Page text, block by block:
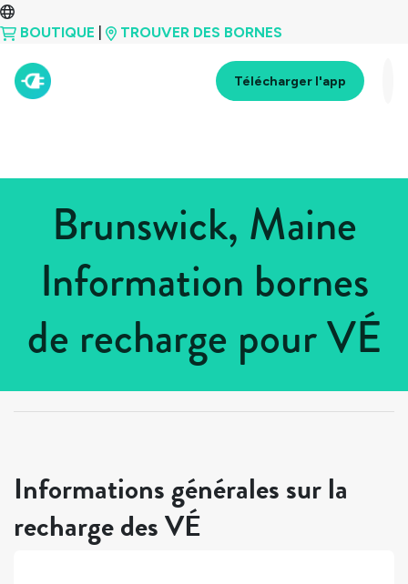
BOUTIQUE TROUVER DES BORNES
Télécharger l'app
Brunswick, Maine
Information bornes
de recharge pour VÉ
États-Unis > Maine
Informations générales sur la
recharge des VÉ